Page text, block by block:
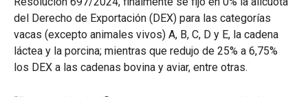
del Derecho de Exportación (DEX) para las categorías
vacas (excepto animales vivos) A, B, C, D y E, la cadena
láctea y la porcina; mientras que redujo de 25% a 6,75%
los DEX a las cadenas bovina y aviar, entre otras.